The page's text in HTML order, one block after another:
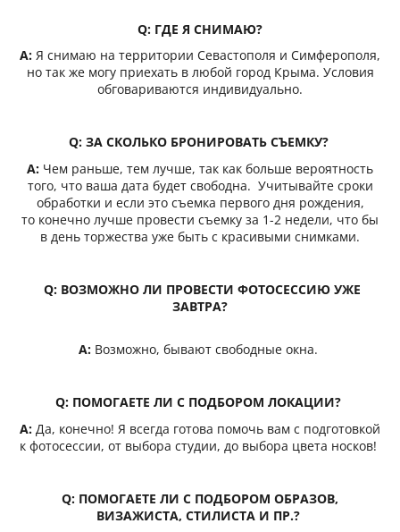
Q: ГДЕ Я СНИМАЮ?
A: Я снимаю на территории Севастополя и Симферополя,
но так же могу приехать в любой город Крыма. Условия
обговариваются индивидуально.
Q: ЗА СКОЛЬКО БРОНИРОВАТЬ СЪЕМКУ?
A: Чем раньше, тем лучше, так как больше вероятность
того, что ваша дата будет свободна. Учитывайте сроки
обработки и если это съемка первого дня рождения,
то конечно лучше провести съемку за 1-2 недели, что бы
в день торжества уже быть с красивыми снимками.
Q: ВОЗМОЖНО ЛИ ПРОВЕСТИ ФОТОСЕССИЮ УЖЕ
ЗАВТРА?
A: Возможно, бывают свободные окна.
Q: ПОМОГАЕТЕ ЛИ С ПОДБОРОМ ЛОКАЦИИ?
A: Да, конечно! Я всегда готова помочь вам с подготовкой
к фотосессии, от выбора студии, до выбора цвета носков!
Q: ПОМОГАЕТЕ ЛИ С ПОДБОРОМ ОБРАЗОВ,
ВИЗАЖИСТА, СТИЛИСТА И ПР.?